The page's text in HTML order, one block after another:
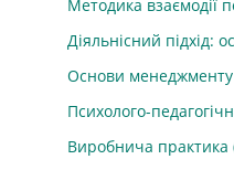
Методика взаємодії
Діяльнісний підхід:
Основи менеджменту
Психолого-
Виробнича практика